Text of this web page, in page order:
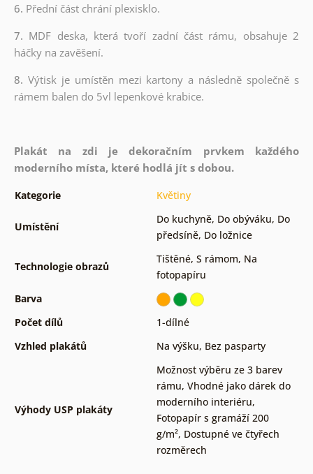
6. Přední část chrání plexisklo.
7. MDF deska, která tvoří zadní část rámu, obsahuje 2
háčky na zavěšení.
8. Výtisk je umístěn mezi kartony a následně společně s
rámem balen do 5vl lepenkové krabice.
Plakát na zdi je dekoračním prvkem každého
moderního místa, které hodlá jít s dobou.
Kategorie Květiny
Umístění
Do kuchyně, Do obýváku, Do
předsíně, Do ložnice
Technologie obrazů
Tištěné, S rámom, Na
fotopapíru
Barva
Počet dílů
1-dílné
Vzhled plakátů
Na výšku, Bez pasparty
Výhody USP plakáty
Možnost výběru ze 3 barev
rámu, Vhodné jako dárek do
moderního interiéru,
Fotopapír s gramáží 200
g/m², Dostupné ve čtyřech
rozměrech